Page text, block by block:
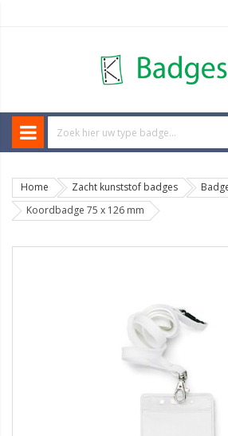
Home Zacht kunststof badges
Koordbadge 75 x 126 mm